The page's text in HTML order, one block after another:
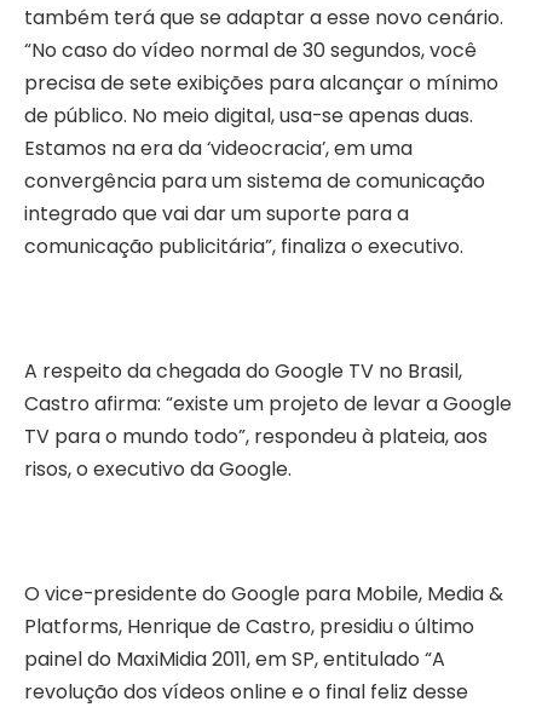
também terá que se adaptar a esse novo cenário.
“No caso do vídeo normal de 30 segundos, você
precisa de sete exibições para alcançar o mínimo
de público. No meio digital, usa-se apenas duas.
Estamos na era da ‘videocracia’, em uma
convergência para um sistema de comunicação
integrado que vai dar um suporte para a
comunicação publicitária”, finaliza o executivo.
A respeito da chegada do Google TV no Brasil,
Castro afirma: “existe um projeto de levar a Google
TV para o mundo todo”, respondeu à plateia, aos
risos, o executivo da Google.
O vice-presidente do Google para Mobile, Media &
Platforms, Henrique de Castro, presidiu o último
painel do MaxiMidia 2011, em SP, entitulado “A
revolução dos vídeos online e o final feliz desse